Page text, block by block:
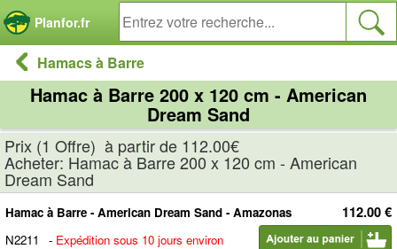
Planfor.fr
Hamacs à Barre
Hamac à Barre 200 x 120 cm - American
Dream Sand
Prix (1 Offre) à partir de 112.00€
Acheter: Hamac à Barre 200 x 120 cm - American
Dream Sand
112.00 €
Hamac à Barre - American Dream Sand - Amazonas
N2211
- Expédition sous 10 jours environ
Panneau de gestion des cookies